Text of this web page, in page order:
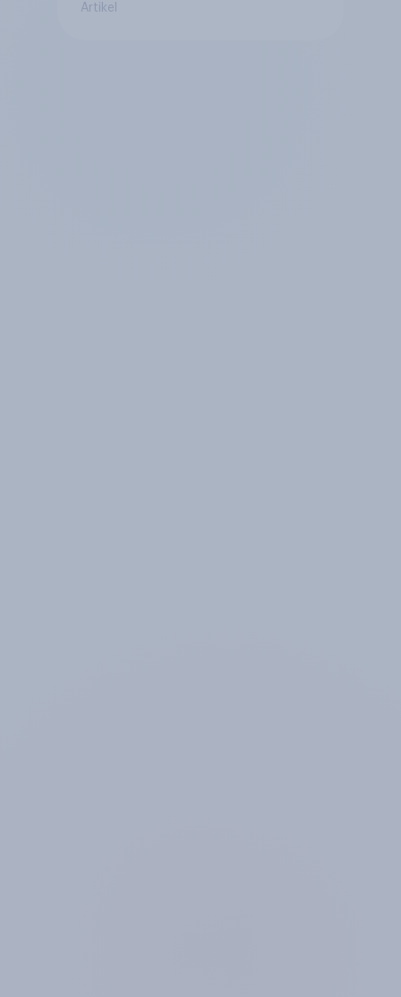
Artikel